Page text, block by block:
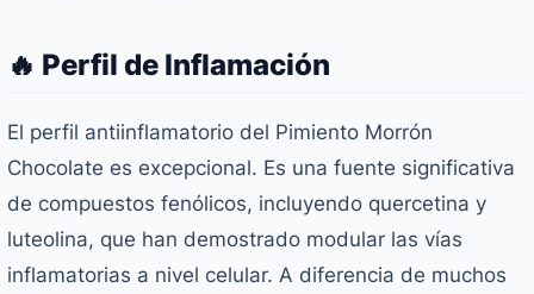
🔥 Perfil de Inflamación
El perfil antiinflamatorio del Pimiento Morrón
Chocolate es excepcional. Es una fuente significativa
de compuestos fenólicos, incluyendo quercetina y
luteolina, que han demostrado modular las vías
inflamatorias a nivel celular. A diferencia de muchos